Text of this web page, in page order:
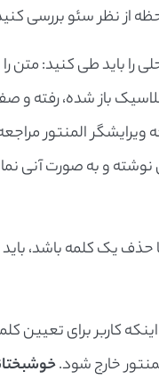
از نظر سئو بررسی
را باید طی کنید: متن را
باز شده، رفته و
المنتور
نوشته و به صورت آنی
یک کلمه باشد، باید
کاربر برای تعیین
خارج شود.